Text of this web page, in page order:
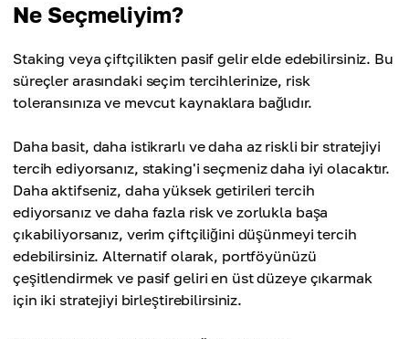
Ne Seçmeliyim?
Staking veya çiftçilikten pasif gelir elde edebilirsiniz. Bu
süreçler arasındaki seçim tercihlerinize, risk
toleransınıza ve mevcut kaynaklara bağlıdır.
Daha basit, daha istikrarlı ve daha az riskli bir stratejiyi
tercih ediyorsanız, staking'i seçmeniz daha iyi olacaktır.
Daha aktifseniz, daha yüksek getirileri tercih
ediyorsanız ve daha fazla risk ve zorlukla başa
çıkabiliyorsanız, verim çiftçiliğini düşünmeyi tercih
edebilirsiniz. Alternatif olarak, portföyünüzü
çeşitlendirmek ve pasif geliri en üst düzeye çıkarmak
için iki stratejiyi birleştirebilirsiniz.